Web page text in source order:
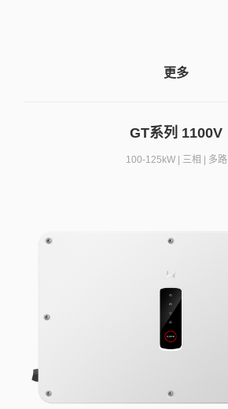
更多
GT系列 1100V
100-125kW | 三相 | 多路